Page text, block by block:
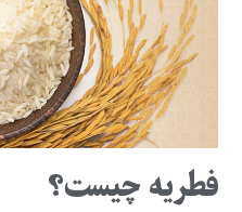
فطریه چیست؟